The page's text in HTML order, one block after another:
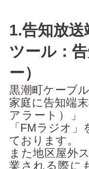
1.告知放
ツール：
ー）
黒潮町ケーブ
家庭に告知端
アラート）」
「FMラジオ
ております。
また地区屋外
業される際に